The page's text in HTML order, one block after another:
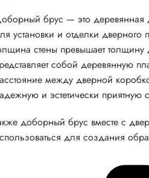
брус — это деревянная
установки и отделки дверного
стены превышает
собой деревянную
между дверной
и эстетически
доборный брус вместе с
для создания